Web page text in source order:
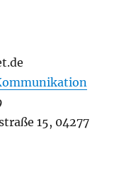
15, 04277